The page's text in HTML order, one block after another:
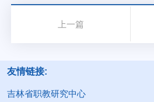
上一篇
友情链接:
吉林省职教研究中心